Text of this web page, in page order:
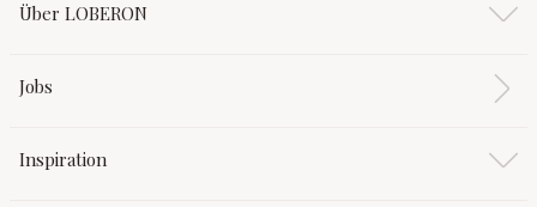
Über LOBERON
Jobs
Inspiration